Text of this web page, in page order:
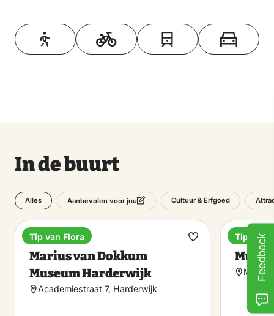
Toon op kaart
In de buurt
Alles Aanbevolen voor jou Cultuur & Erfgoed
Museum
Marius van Dokkum
Museum Harderwijk
Academiestraat 7, Harderwijk
Tip van Flora
Maak
Tip van
Feedback